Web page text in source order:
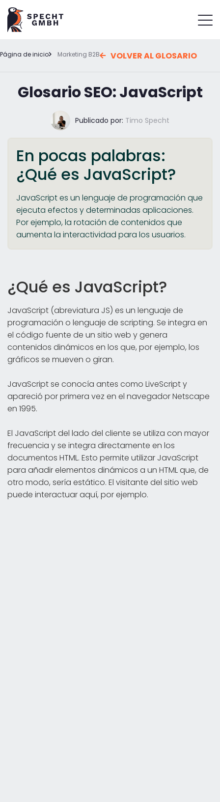
Página de inicio Marketing B2B VOLVER AL GLOSARIO
Glosario SEO: JavaScript
Publicado por: Timo Specht
En pocas palabras:
¿Qué es JavaScript?
JavaScript es un lenguaje de programación que
ejecuta efectos y determinadas aplicaciones.
Por ejemplo, la rotación de contenidos que
aumenta la interactividad para los usuarios.
¿Qué es JavaScript?
JavaScript (abreviatura JS) es un lenguaje de
programación o lenguaje de scripting. Se integra en
el código fuente de un sitio web y genera
contenidos dinámicos en los que, por ejemplo, los
gráficos se mueven o giran.
JavaScript se conocía antes como LiveScript y
apareció por primera vez en el navegador Netscape
en 1995.
El JavaScript del lado del cliente se utiliza con mayor
frecuencia y se integra directamente en los
documentos HTML. Esto permite utilizar JavaScript
para añadir elementos dinámicos a un HTML que, de
otro modo, sería estático. El visitante del sitio web
puede interactuar aquí, por ejemplo.